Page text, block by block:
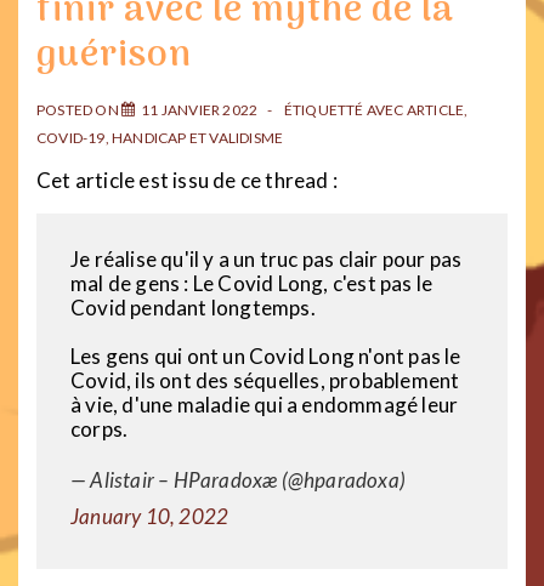
guérison
POSTED ON 11 JANVIER 2022 ÉTIQUETTÉ AVEC ARTICLE,
COVID-19,HANDICAP ET VALIDISME
Cet article est issu de ce thread :
Je réalise qu'il y a un truc pas clair pour pas
mal de gens : Le Covid Long, c'est pas le
Covid pendant longtemps.
Les gens qui ont un Covid Long n'ont pas le
Covid, ils ont des séquelles, probablement
à vie, d'une maladie qui a endommagé leur
corps.
— Alistair – HParadoxæ (@hparadoxa)
January 10, 2022